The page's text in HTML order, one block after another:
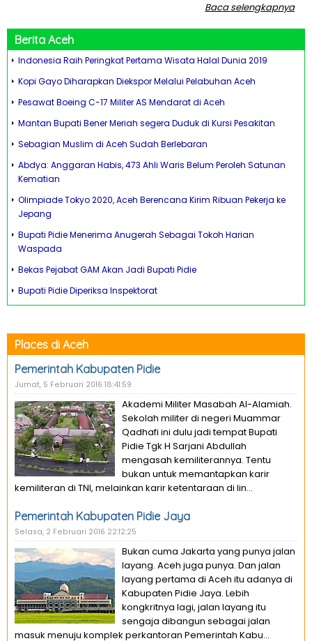
Baca selengkapnya
Berita Aceh
Indonesia Raih Peringkat Pertama Wisata Halal Dunia 2019
Kopi Gayo Diharapkan Diekspor Melalui Pelabuhan Aceh
Pesawat Boeing C-17 Militer AS Mendarat di Aceh
Mantan Bupati Bener Meriah segera Duduk di Kursi Pesakitan
Sebagian Muslim di Aceh Sudah Berlebaran
Abdya: Anggaran Habis, 473 Ahli Waris Belum Peroleh Satunan
Kematian
Olimpiade Tokyo 2020, Aceh Berencana Kirim Ribuan Pekerja ke
Jepang
Bupati Pidie Menerima Anugerah Sebagai Tokoh Harian
Waspada
Bekas Pejabat GAM Akan Jadi Bupati Pidie
Bupati Pidie Diperiksa Inspektorat
Places di Aceh
Pemerintah Kabupaten Pidie
Jumat, 5 Februari 2016 18:41:59
Akademi Militer Masabah Al-Alamiah.
Sekolah militer di negeri Muammar
Qadhafi ini dulu jadi tempat Bupati
Pidie Tgk H Sarjani Abdullah
mengasah kemiliterannya. Tentu
bukan untuk memantapkan karir
kemiliteran di TNI, melainkan karir ketentaraan di lin...
Pemerintah Kabupaten Pidie Jaya
Selasa, 2 Februari 2016 22:12:25
Bukan cuma Jakarta yang punya jalan
layang. Aceh juga punya. Dan jalan
layang pertama di Aceh itu adanya di
Kabupaten Pidie Jaya. Lebih
kongkritnya lagi, jalan layang itu
sengaja dibangun sebagai jalan
masuk menuju komplek perkantoran Pemerintah Kabu...